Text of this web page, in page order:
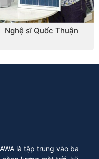
Nghệ sĩ Quốc Thuận
là tập trung vào ba